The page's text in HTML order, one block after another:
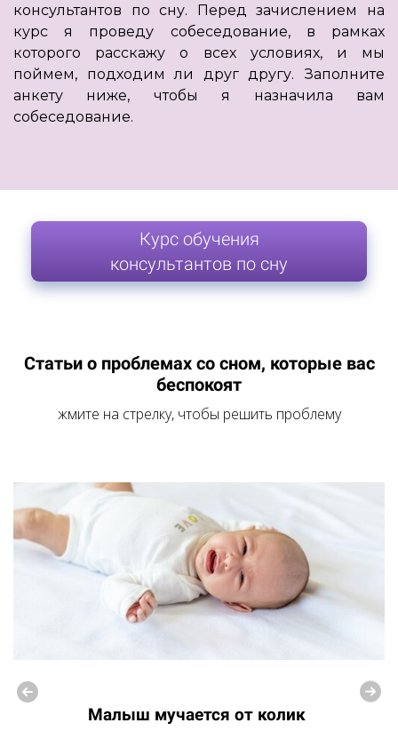
консультантов по сну. Перед зачислением на
курс я проведу собеседование, в рамках
которого расскажу о всех условиях, и мы
поймем, подходим ли друг другу. Заполните
анкету ниже, чтобы я назначила вам
собеседование.
Курс обучения
консультантов по сну
Статьи о проблемах со сном, которые вас
беспокоят
жмите на стрелку, чтобы решить проблему
Малыш мучается от колик